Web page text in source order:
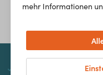
mehr Informationen